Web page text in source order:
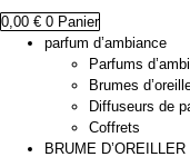
0,00 € 0 Panier
parfum d’ambiance
Parfums
Brumes
Diffuseurs de
Coffrets
BRUME D’OREILLER